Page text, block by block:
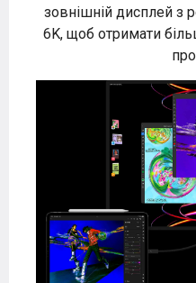
зовнішній дисплей з
6K, щоб отримати